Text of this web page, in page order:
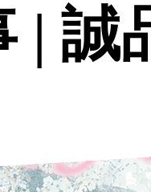
| 誠